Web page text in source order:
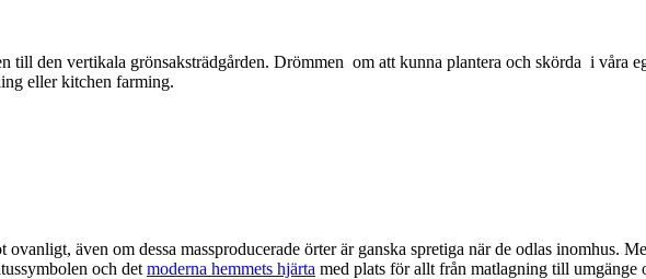
till den vertikala grönsaksträdgården. Drömmen om att kunna plantera och skörda i våra
eller kitchen farming.
även om dessa massproducerade örter är ganska spretiga när de odlas inomhus.
och det moderna hemmets hjärta med plats för allt från matlagning till umgänge